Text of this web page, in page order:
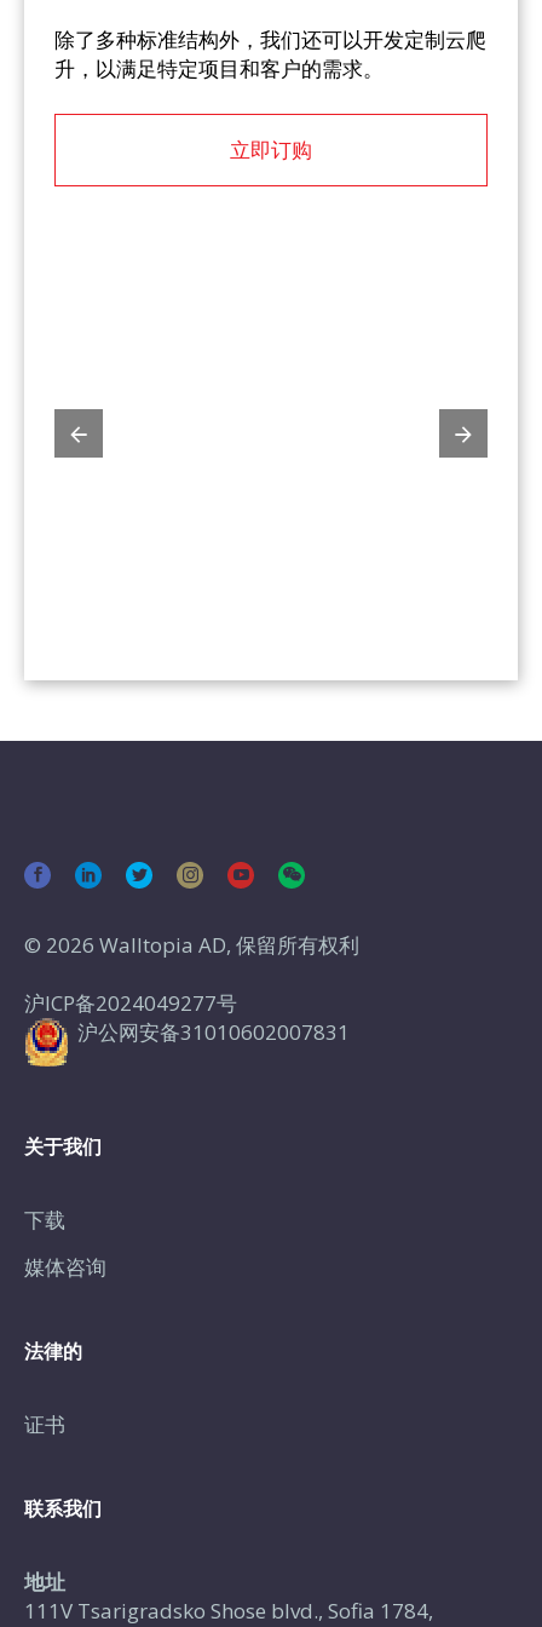
除了多种标准结构外，我们还可以开发定制云爬
升，以满足特定项目和客户的需求。
立即订购
© 2026 Walltopia AD, 保留所有权利
沪ICP备2024049277号
沪公网安备31010602007831
关于我们
下载
媒体咨询
法律的
证书
联系我们
地址
111V Tsarigradsko Shose blvd., Sofia 1784,